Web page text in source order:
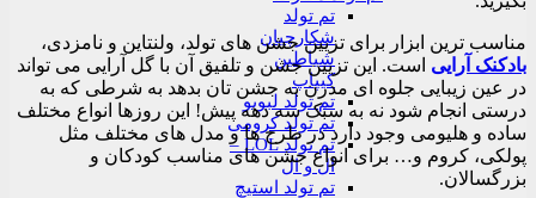
تم تولد
شکارچیان
شیاطین
کیپاپ
تم تولد لبوبو
تم تولد کرومی
تم تولد LOL –
ال و ال
تم تولد استیچ
مناسب ترین ابزار برای تزیین جشن های تولد، ولنتاین و نامزدی،
بادکنک آرایی است. این تزیین جشن و تلفیق آن با گل آرایی می تواند
در عین زیبایی جلوه ای مدرن به جشن تان بدهد به شرطی که به
درستی انجام شود نه به سبک سه دهه پیش! این روزها انواع مختلف
ساده و هلیومی وجود دارد در طرح ها و مدل های مختلف مثل
پولکی، کروم و… برای انواع جشن های مناسب کودکان و
بزرگسالان.